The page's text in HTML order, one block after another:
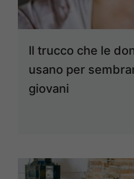
Il trucco che le
usano per
giovani